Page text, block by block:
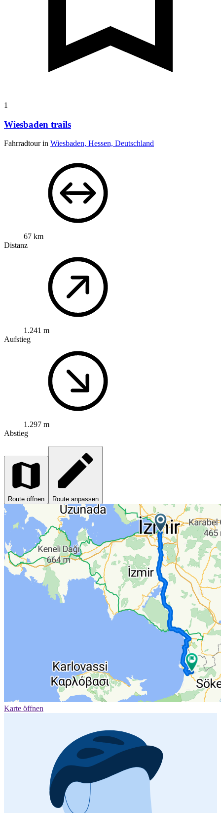
1
Wiesbaden trails
Fahrradtour in Wiesbaden, Hessen, Deutschland
67 km
Distanz
1.241 m
Aufstieg
1.297 m
Abstieg
Route öffnen Route anpassen
Karte öffnen